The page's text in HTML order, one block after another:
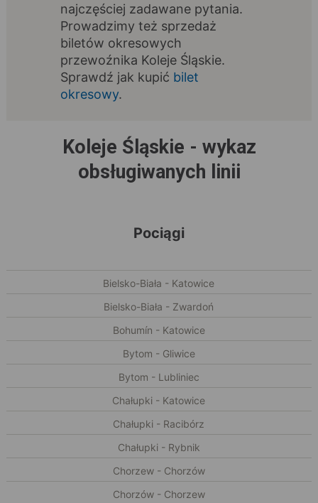
najczęściej zadawane pytania.
Prowadzimy też sprzedaż
biletów okresowych
przewoźnika Koleje Śląskie.
Sprawdź jak kupić bilet
okresowy.
Koleje Śląskie - wykaz
obsługiwanych linii
Pociągi
Bielsko-Biała - Katowice
Bielsko-Biała - Zwardoń
Bohumín - Katowice
Bytom - Gliwice
Bytom - Lubliniec
Chałupki - Katowice
Chałupki - Racibórz
Chałupki - Rybnik
Chorzew - Chorzów
Chorzów - Chorzew